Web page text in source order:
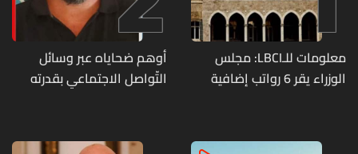
معلومات للـLBCI: مجلس
الوزراء يقر 6 رواتب إضافية
منذ آذار
أوهم ضحاياه عبر وسائل
التّواصل الاجتماعي بقدرته
وقع ضحيّة أعماله؟